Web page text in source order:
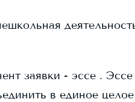
заявки - эссе .
в единое